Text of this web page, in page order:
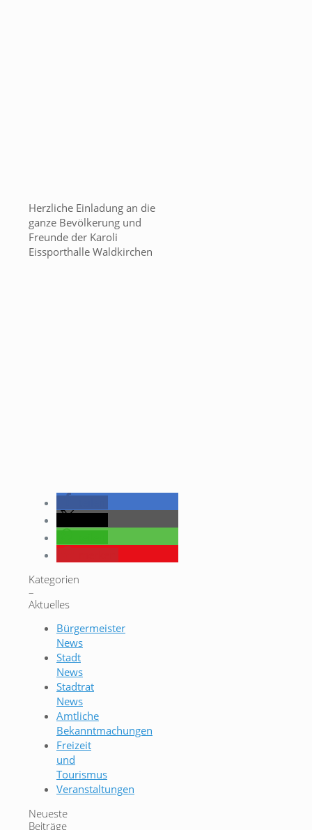
Herzliche Einladung an die
ganze Bevölkerung und
Freunde der Karoli
Eissporthalle Waldkirchen
Kategorien
–
Aktuelles
Bürgermeister
News
Stadt
News
Stadtrat
News
Amtliche
Bekanntmachungen
Freizeit
und
Tourismus
Veranstaltungen
Neueste
Beiträge